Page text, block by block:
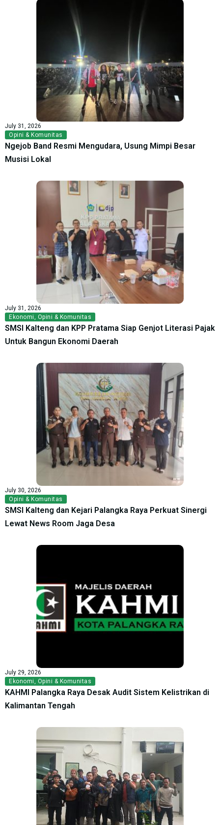
July 31, 2026
Opini & Komunitas
Ngejob Band Resmi Mengudara, Usung Mimpi Besar
Musisi Lokal
July 31, 2026
Ekonomi, Opini & Komunitas
SMSI Kalteng dan KPP Pratama Siap Genjot Literasi Pajak
Untuk Bangun Ekonomi Daerah
July 30, 2026
Opini & Komunitas
SMSI Kalteng dan Kejari Palangka Raya Perkuat Sinergi
Lewat News Room Jaga Desa
July 29, 2026
Ekonomi, Opini & Komunitas
KAHMI Palangka Raya Desak Audit Sistem Kelistrikan di
Kalimantan Tengah